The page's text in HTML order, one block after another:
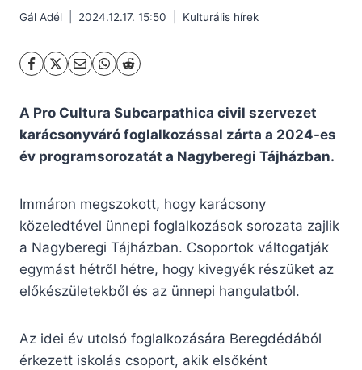
Gál Adél 2024.12.17. 15:50 Kulturális hírek
A Pro Cultura Subcarpathica civil szervezet
karácsonyváró foglalkozással zárta a 2024-es
év programsorozatát a Nagyberegi Tájházban.
Immáron megszokott, hogy karácsony
közeledtével ünnepi foglalkozások sorozata zajlik
a Nagyberegi Tájházban. Csoportok váltogatják
egymást hétről hétre, hogy kivegyék részüket az
előkészületekből és az ünnepi hangulatból.
Az idei év utolsó foglalkozására Beregdédából
érkezett iskolás csoport, akik elsőként